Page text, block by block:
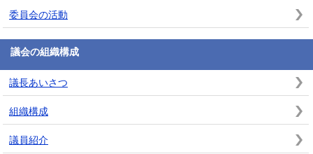
委員会の活動
議会の組織構成
議長あいさつ
組織構成
議員紹介